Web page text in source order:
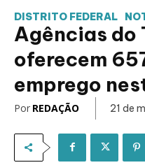
DISTRITO FEDERAL
Agências do
oferecem
emprego
Por REDAÇÃO 21 de